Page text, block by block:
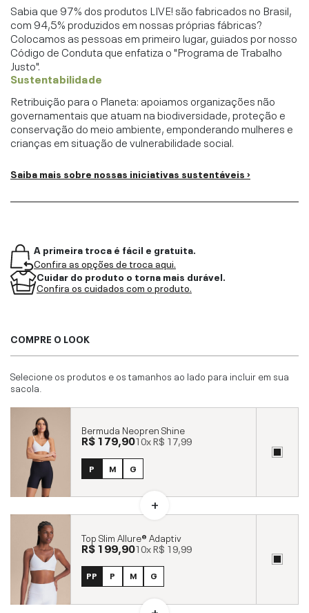
Sabia que 97% dos produtos LIVE! são fabricados no Brasil,
com 94,5% produzidos em nossas próprias fábricas?
Colocamos as pessoas em primeiro lugar, guiados por nosso
Código de Conduta que enfatiza o "Programa de Trabalho
Justo".
Sustentabilidade
Retribuição para o Planeta: apoiamos organizações não
governamentais que atuam na biodiversidade, proteção e
conservação do meio ambiente, emponderando mulheres e
crianças em situação de vulnerabilidade social.
Saiba mais sobre nossas iniciativas sustentáveis ›
A primeira troca é fácil e gratuita.
Confira as opções de troca aqui.
Cuidar do produto o torna mais durável.
Confira os cuidados com o produto.
COMPRE O LOOK
Selecione os produtos e os tamanhos ao lado para incluir em sua
sacola.
Bermuda Neopren Shine
R$ 179,9010xR$ 17,99
P M G
Top Slim Allure® Adaptiv
R$ 199,9010xR$ 19,99
PP P M G